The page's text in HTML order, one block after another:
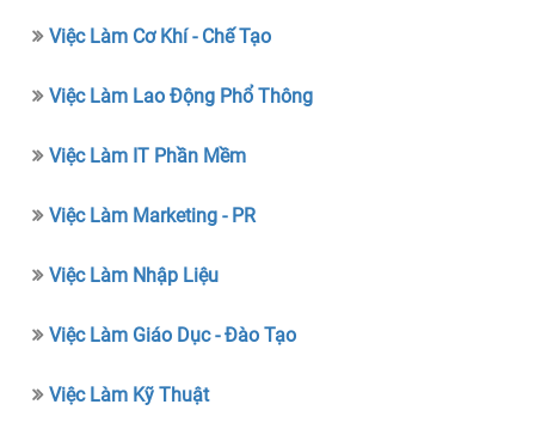
Việc Làm Cơ Khí - Chế Tạo
Việc Làm Lao Động Phổ Thông
Việc Làm IT Phần Mềm
Việc Làm Marketing - PR
Việc Làm Nhập Liệu
Việc Làm Giáo Dục - Đào Tạo
Việc Làm Kỹ Thuật